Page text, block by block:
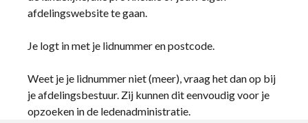
afdelingswebsite te gaan.
Je logt in met je lidnummer en postcode.
Weet je je lidnummer niet (meer), vraag het dan op bij
je afdelingsbestuur. Zij kunnen dit eenvoudig voor je
opzoeken in de ledenadministratie.